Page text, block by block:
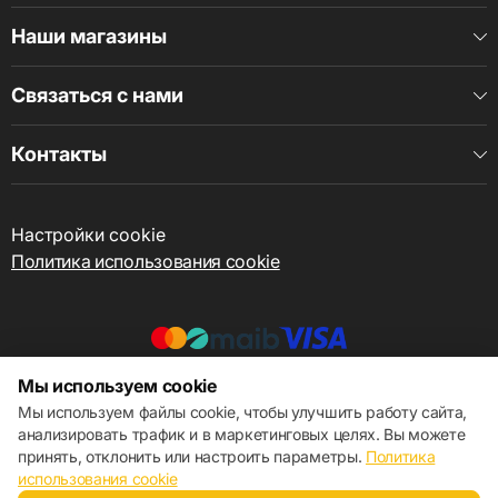
Наши магазины
Связаться с нами
Контакты
Настройки cookie
Политика использования cookie
© 2013 – 2026 ECOM
Мы используем cookie
Мы используем файлы cookie, чтобы улучшить работу сайта,
анализировать трафик и в маркетинговых целях. Вы можете
принять, отклонить или настроить параметры. Политика
использования cookie